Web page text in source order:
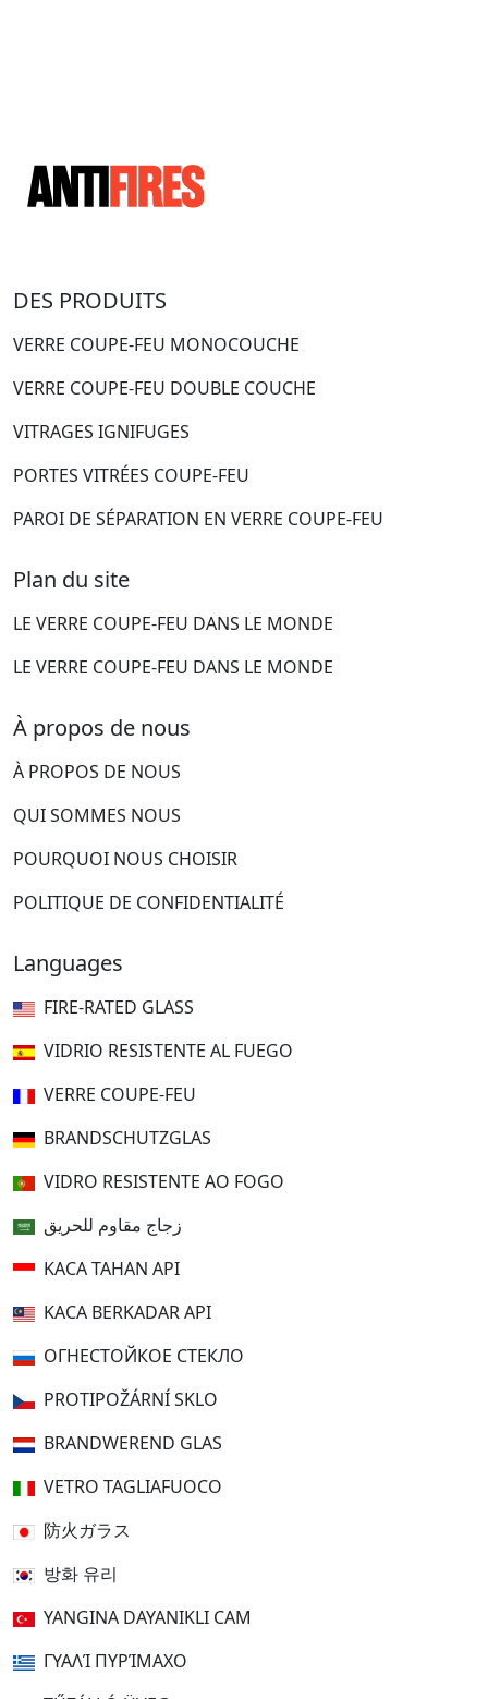
DES PRODUITS
VERRE COUPE-FEU MONOCOUCHE
VERRE COUPE-FEU DOUBLE COUCHE
VITRAGES IGNIFUGES
PORTES VITRÉES COUPE-FEU
PAROI DE SÉPARATION EN VERRE COUPE-FEU
Plan du site
LE VERRE COUPE-FEU DANS LE MONDE
LE VERRE COUPE-FEU DANS LE MONDE
À propos de nous
À PROPOS DE NOUS
QUI SOMMES NOUS
POURQUOI NOUS CHOISIR
POLITIQUE DE CONFIDENTIALITÉ
Languages
FIRE-RATED GLASS
VIDRIO RESISTENTE AL FUEGO
VERRE COUPE-FEU
BRANDSCHUTZGLAS
VIDRO RESISTENTE AO FOGO
زجاج مقاوم للحريق
KACA TAHAN API
KACA BERKADAR API
ОГНЕСТОЙКОЕ СТЕКЛО
PROTIPOŽÁRNÍ SKLO
BRANDWEREND GLAS
VETRO TAGLIAFUOCO
防火ガラス
방화 유리
YANGINA DAYANIKLI CAM
ΓΥΑΛΊ ΠΥΡΊΜΑΧΟ